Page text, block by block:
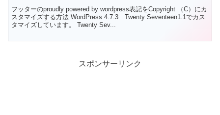
フッターのproudly powered by wordpress表記をCopyright （C）にカ
スタマイズする方法 WordPress 4.7.3 Twenty Seventeen1.1でカス
タマイズしています。 Twenty Sev...
スポンサーリンク